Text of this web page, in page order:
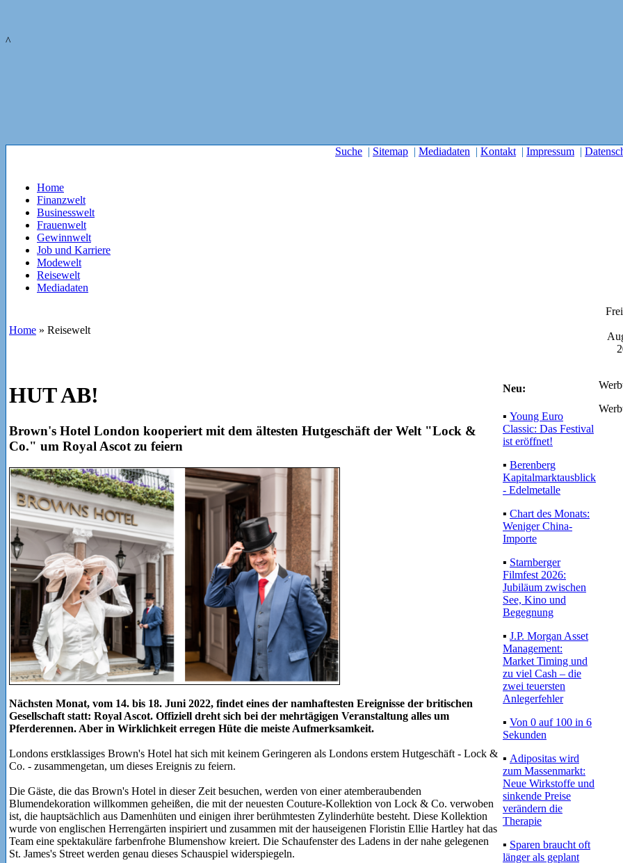
^
Suche | Sitemap | Mediadaten | Kontakt | Impressum |
Home
Finanzwelt
Businesswelt
Frauenwelt
Gewinnwelt
Job und Karriere
Modewelt
Reisewelt
Mediadaten
Home » Reisewelt
HUT AB!
Brown's Hotel London kooperiert mit dem ältesten Hutgeschäft der Welt "Lock &
Co." um Royal Ascot zu feiern
Nächsten Monat, vom 14. bis 18. Juni 2022, findet eines der namhaftesten Ereignisse der britischen
Gesellschaft statt: Royal Ascot. Offiziell dreht sich bei der mehrtägigen Veranstaltung alles um
Pferderennen. Aber in Wirklichkeit erregen Hüte die meiste Aufmerksamkeit.
Londons erstklassiges Brown's Hotel hat sich mit keinem Geringeren als Londons erstem Hutgeschäft - Lock &
Co. - zusammengetan, um dieses Ereignis zu feiern.
Die Gäste, die das Brown's Hotel in dieser Zeit besuchen, werden von einer atemberaubenden
Blumendekoration willkommen geheißen, die mit der neuesten Couture-Kollektion von Lock & Co. verwoben
ist, die hauptsächlich aus Damenhüten und einigen ihrer berühmtesten Zylinderhüte besteht. Diese Kollektion
wurde von englischen Herrengärten inspiriert und zusammen mit der hauseigenen Floristin Ellie Hartley hat das
Team eine spektakuläre farbenfrohe Blumenshow kreiert. Die Schaufenster des Ladens in der nahe gelegenen
St. James's Street werden genau dieses Schauspiel widerspiegeln.
Neu:
▪ Young Euro
Classic: Das Festival
ist eröffnet!
▪ Berenberg
Kapitalmarktausblick
- Edelmetalle
▪ Chart des Monats:
Weniger China-
Importe
▪ Starnberger
Filmfest 2026:
Jubiläum zwischen
See, Kino und
Begegnung
▪ J.P. Morgan Asset
Management:
Market Timing und
zu viel Cash – die
zwei teuersten
Anlegerfehler
▪ Von 0 auf 100 in 6
Sekunden
▪ Adipositas wird
zum Massenmarkt:
Neue Wirkstoffe und
sinkende Preise
verändern die
Therapie
▪ Sparen braucht oft
länger als geplant